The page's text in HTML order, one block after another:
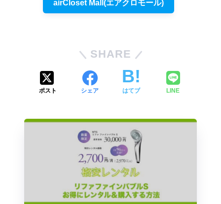
airCloset Mall(エアクロモール)
SHARE
ポスト シェア はてブ LINE